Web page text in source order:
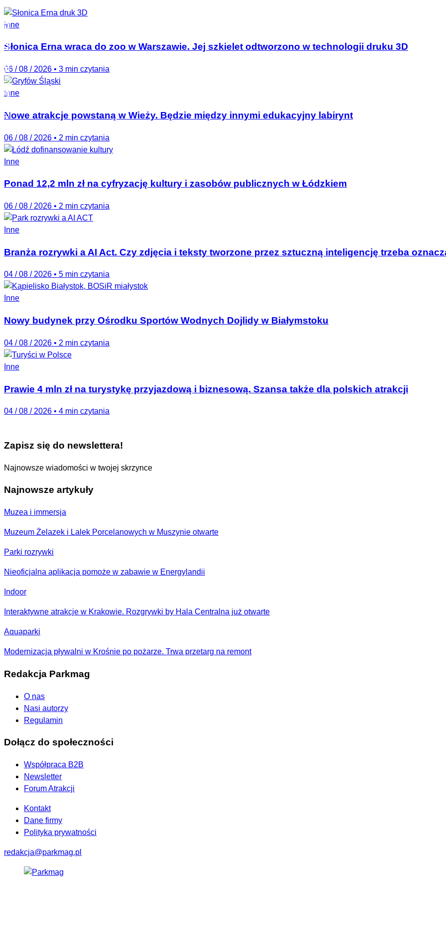
PARKMAG NEWSLETTER
Inne
Słonica Erna wraca do zoo w Warszawie. Jej szkielet odtworzono w technologii druku 3D
06 / 08 / 2026 • 3 min czytania
Inne
Nowe atrakcje powstaną w Wieży. Będzie między innymi edukacyjny labirynt
06 / 08 / 2026 • 2 min czytania
Inne
Ponad 12,2 mln zł na cyfryzację kultury i zasobów publicznych w Łódzkiem
06 / 08 / 2026 • 2 min czytania
Inne
Branża rozrywki a AI Act. Czy zdjęcia i teksty tworzone przez sztuczną inteligencję trzeba
04 / 08 / 2026 • 5 min czytania
Inne
Nowy budynek przy Ośrodku Sportów Wodnych Dojlidy w Białymstoku
04 / 08 / 2026 • 2 min czytania
Inne
Prawie 4 mln zł na turystykę przyjazdową i biznesową. Szansa także dla polskich atrakcji
04 / 08 / 2026 • 4 min czytania
Zapisz się do newslettera!
Najnowsze wiadomości w twojej skrzynce
Najnowsze artykuły
Muzea i immersja
Muzeum Żelazek i Lalek Porcelanowych w Muszynie otwarte
Parki rozrywki
Nieoficjalna aplikacja pomoże w zabawie w Energylandii
Indoor
Interaktywne atrakcje w Krakowie. Rozgrywki by Hala Centralna już otwarte
Aquaparki
Modernizacja pływalni w Krośnie po pożarze. Trwa przetarg na remont
Redakcja Parkmag
O nas
Nasi autorzy
Regulamin
Dołącz do społeczności
Współpraca B2B
Newsletter
Forum Atrakcji
Kontakt
Dane firmy
Polityka prywatności
redakcja@parkmag.pl